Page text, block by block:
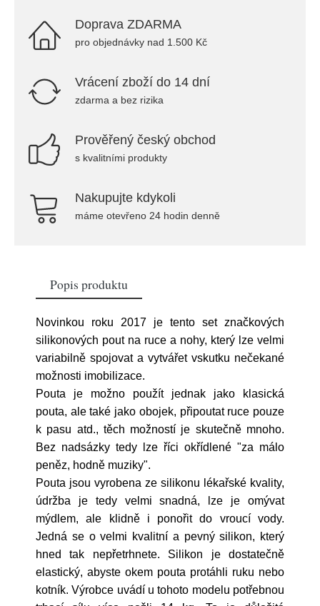
Doprava ZDARMA
pro objednávky nad 1.500 Kč
Vrácení zboží do 14 dní
zdarma a bez rizika
Prověřený český obchod
s kvalitními produkty
Nakupujte kdykoli
máme otevřeno 24 hodin denně
Popis produktu
Novinkou roku 2017 je tento set značkových
silikonových pout na ruce a nohy, který lze velmi
variabilně spojovat a vytvářet vskutku nečekané
možnosti imobilizace.
Pouta je možno použít jednak jako klasická
pouta, ale také jako obojek, připoutat ruce pouze
k pasu atd., těch možností je skutečně mnoho.
Bez nadsázky tedy lze říci okřídlené "za málo
peněz, hodně muziky".
Pouta jsou vyrobena ze silikonu lékařské kvality,
údržba je tedy velmi snadná, lze je omývat
mýdlem, ale klidně i ponořit do vroucí vody.
Jedná se o velmi kvalitní a pevný silikon, který
hned tak nepřetrhnete. Silikon je dostatečně
elastický, abyste okem pouta protáhli ruku nebo
kotník. Výrobce uvádí u tohoto modelu potřebnou